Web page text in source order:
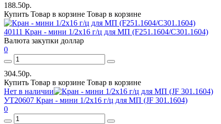
188.50р.
Купить Товар в корзине Товар в корзине
40111 Кран - мини 1/2х16 г/ц для МП (F251.1604/С301.1604)
Валюта закупки доллар
0
304.50р.
Купить Товар в корзине Товар в корзине
Нет в наличии
УТ20607 Кран - мини 1/2х16 г/ц для МП (JF 301.1604)
0